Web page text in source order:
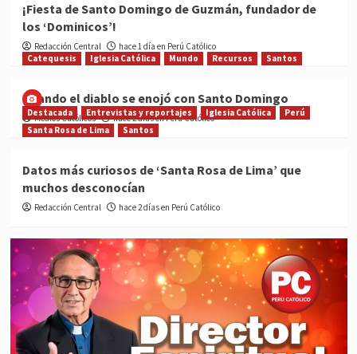
¡Fiesta de Santo Domingo de Guzmán, fundador de
los ‘Dominicos’!
Redacción Central
hace 1 día en Perú Católico
Catequesis
Iglesia Católica Mundo Recursos Santos
Cuando el diablo se enojó con Santo Domingo
Medios Católicos hace 2 días en Perú Católico
Destacada Entrevistas y reportajes Iglesia Católica
Perú
Santa Rosa de Lima
Santos
Datos más curiosos de ‘Santa Rosa de Lima’ que
muchos desconocían
Redacción Central hace 2 días en Perú Católico